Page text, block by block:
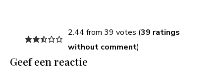
2.44 from 39 votes (39 ratings
without comment)
Geef een reactie